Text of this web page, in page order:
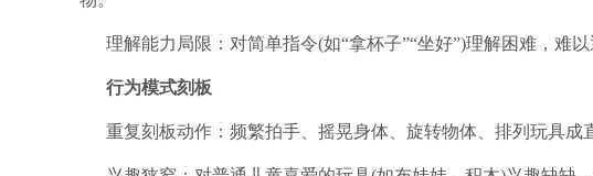
理解能力局限：对简单指令(如“拿杯子”“坐好”)理解困难，难
行为模式刻板
重复刻板动作：频繁拍手、摇晃身体、旋转物体、排列玩具成